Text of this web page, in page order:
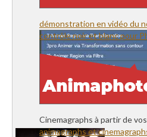
démonstration en vidéo du
contrôle noir et blanc pour
Cinemagraphs à partir de
animagraphs et